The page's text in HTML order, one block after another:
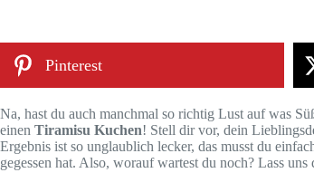
Pinterest
Na, hast du auch manchmal so richtig Lust auf was
einen Tiramisu Kuchen! Stell dir vor, dein
Ergebnis ist so unglaublich lecker, das musst du
gegessen hat. Also, worauf wartest du noch? Lass